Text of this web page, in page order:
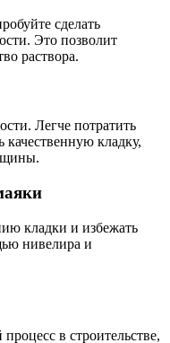
сделать
Это позволит
раствора.
Легче потратить
кладку,
кладки и избежать
нивелира и
в строительстве,